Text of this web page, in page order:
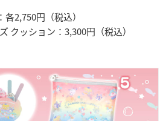
2,750円（税込）
クッション：3,300円（税込）